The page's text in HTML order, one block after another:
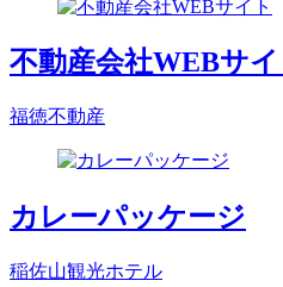
不動産会社WEBサイ
福徳不動産
カレーパッケージ
稲佐山観光ホテル